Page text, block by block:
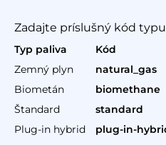
Zadajte príslušný kód
Typ paliva
Kód
Zemný plyn
natural_gas
Biometán
biomethane
Štandard
standard
Plug-in hybrid
plug-in-